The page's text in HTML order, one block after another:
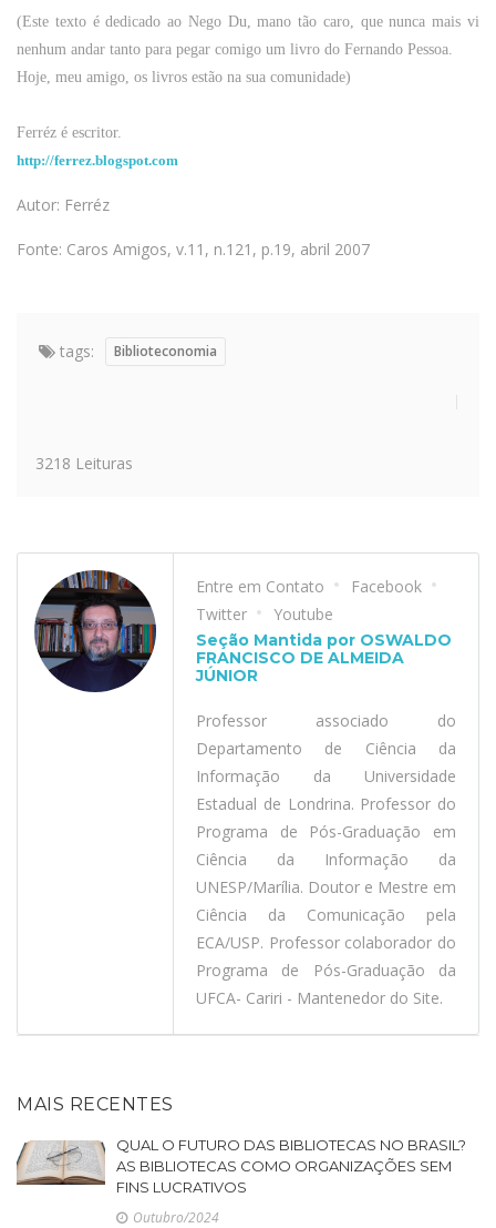
(Este texto é dedicado ao Nego Du, mano tão caro, que nunca mais vi
nenhum andar tanto para pegar comigo um livro do Fernando Pessoa.
Hoje, meu amigo, os livros estão na sua comunidade)
Ferréz é escritor.
http://ferrez.blogspot.com
Autor: Ferréz
Fonte: Caros Amigos, v.11, n.121, p.19, abril 2007
tags: Biblioteconomia
3218 Leituras
Entre em Contato
Facebook
Twitter
Youtube
Seção Mantida por OSWALDO
FRANCISCO DE ALMEIDA
JÚNIOR
Professor associado do
Departamento de Ciência da
Informação da Universidade
Estadual de Londrina. Professor do
Programa de Pós-Graduação em
Ciência da Informação da
UNESP/Marília. Doutor e Mestre em
Ciência da Comunicação pela
ECA/USP. Professor colaborador do
Programa de Pós-Graduação da
UFCA- Cariri - Mantenedor do Site.
MAIS RECENTES
QUAL O FUTURO DAS BIBLIOTECAS NO BRASIL?
AS BIBLIOTECAS COMO ORGANIZAÇÕES SEM
FINS LUCRATIVOS
Outubro/2024